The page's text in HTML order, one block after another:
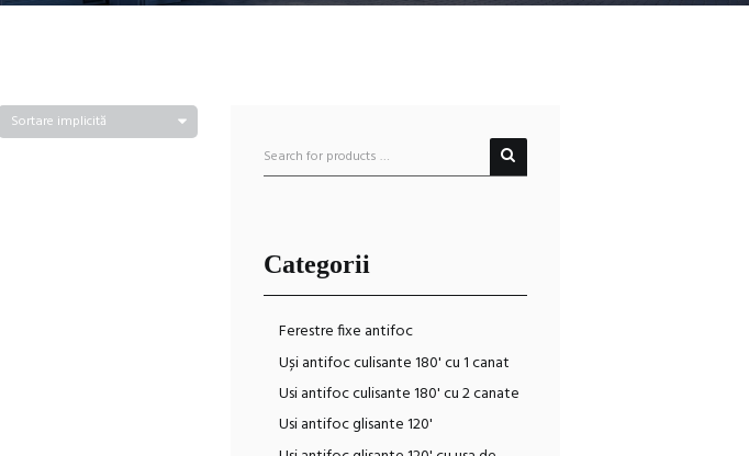
Categorii
Ferestre fixe antifoc
Uși antifoc culisante 180' cu 1 canat
Usi antifoc culisante 180' cu 2 canate
Usi antifoc glisante 120'